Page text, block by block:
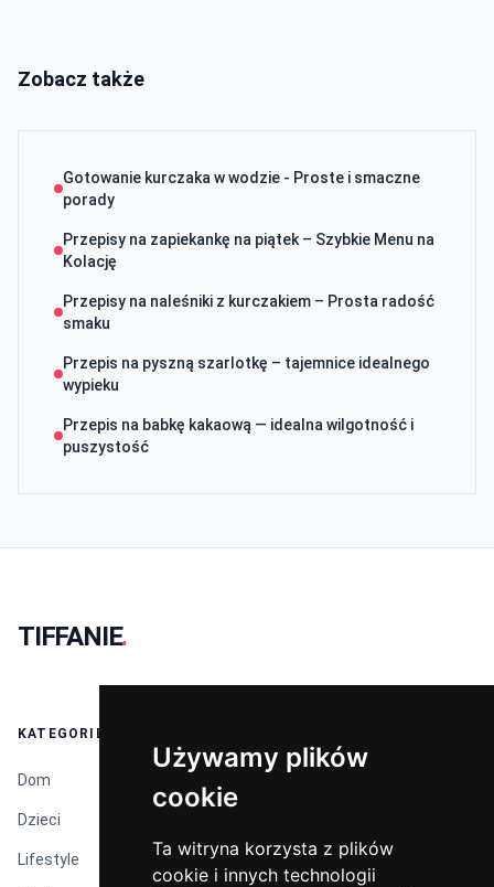
Używamy plików
cookie
Ta witryna korzysta z plików
cookie i innych technologii
Używamy plików
cookie
Ta witryna korzysta z plików
cookie i innych technologii
Zobacz także
Gotowanie kurczaka w wodzie - Proste i smaczne
porady
Przepisy na zapiekankę na piątek – Szybkie Menu na
Kolację
Przepisy na naleśniki z kurczakiem – Prosta radość
smaku
Przepis na pyszną szarlotkę – tajemnice idealnego
wypieku
Przepis na babkę kakaową — idealna wilgotność i
puszystość
TIFFANIE.
KATEGORIE
Dom
Dzieci
Lifestyle